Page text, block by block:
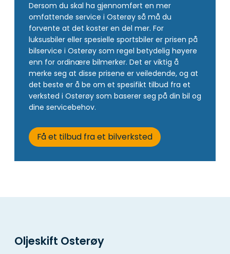
Dersom du skal ha gjennomført en mer
omfattende service i Osterøy så må du
forvente at det koster en del mer. For
luksusbiler eller spesielle sportsbiler er prisen på
bilservice i Osterøy som regel betydelig høyere
enn for ordinære bilmerker. Det er viktig å
merke seg at disse prisene er veiledende, og at
det beste er å be om et spesifikt tilbud fra et
verksted i Osterøy som baserer seg på din bil og
dine servicebehov.
Få et tilbud fra et bilverksted
Oljeskift Osterøy